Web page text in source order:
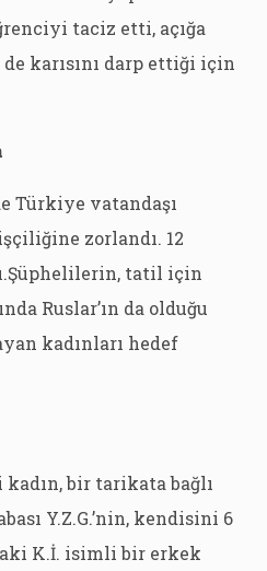
taciz etti, açığa
karısını darp ettiği için
Türkiye vatandaşı
zorlandı. 12
tatil için
Ruslar’ın da olduğu
kadınları hedef
bir tarikata bağlı
Y.Z.G.’nin, kendisini 6
K.İ. isimli bir erkek